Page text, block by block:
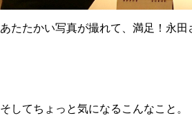
あたたかい写真が撮れて、満足！永田
そしてちょっと気になるこんなこと。